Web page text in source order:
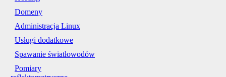
Domeny
Administracja Linux
Usługi dodatkowe
Spawanie światłowodów
Pomiary